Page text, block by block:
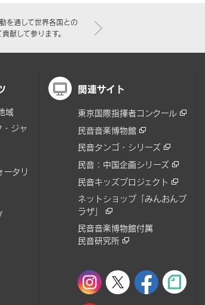
を通して世界各国との
献して参ります。
域
ジャ
ータリ
関連サイト
東京国際指揮者コンクール
民音音楽博物館
民音タンゴ・シリーズ
民音：中国企画シリーズ
民音キッズプロジェクト
ネットショップ「みんおんプ
ラザ」
民音音楽博物館付属
民音研究所